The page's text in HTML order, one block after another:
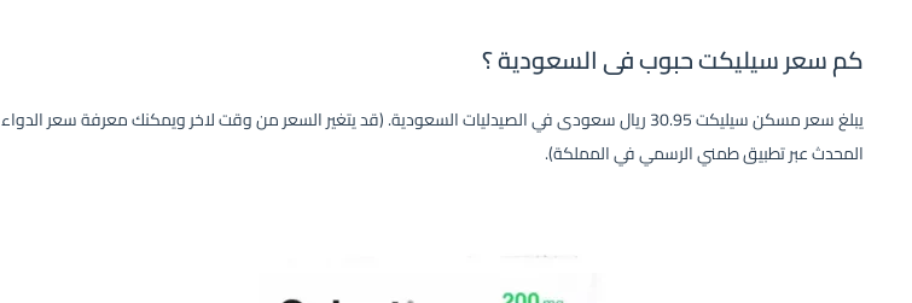
كم سعر سيليكت حبوب فى السعودية ؟
يبلغ سعر مسكن سيليكت 30.95 ريال سعودى في الصيدليات السعودية. (قد يتغير السعر من وقت لاخر ويمكنك معرفة سعر الدواء
المحدث عبر تطبيق طمني الرسمي في المملكة).